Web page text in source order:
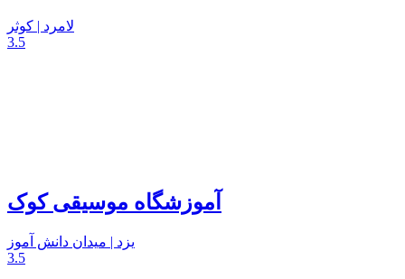
لامرد | کوثر
3.5
آموزشگاه موسیقی کوک
یزد | میدان دانش آموز
3.5